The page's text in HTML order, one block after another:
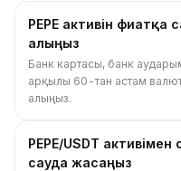
PEPE активін фиатқа
алыңыз
Банк картасы, банк
арқылы 60-тан астам
алыңыз.
PEPE/USDT активімен
сауда жасаңыз